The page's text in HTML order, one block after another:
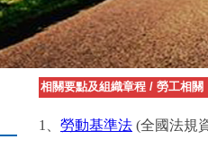
相關要點及組織章程 / 勞工相關
1 勞動基準法 (全國法規